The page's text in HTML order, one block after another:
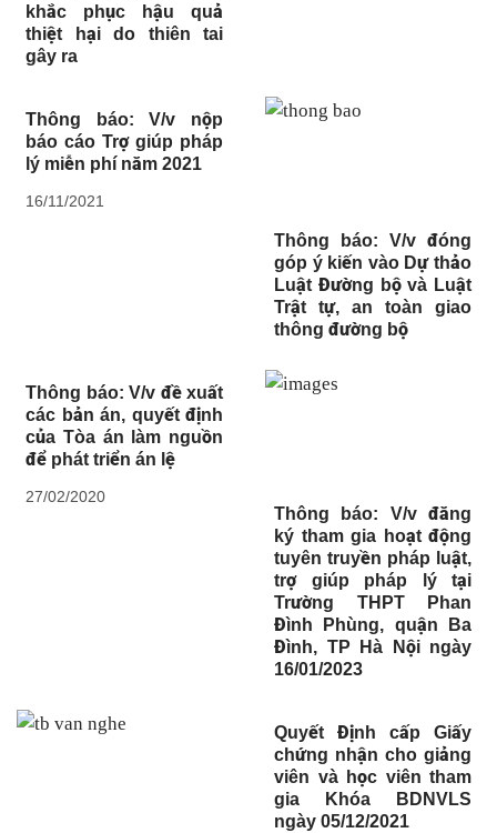
khắc phục hậu quả
thiệt hại do thiên tai
gây ra
Thông báo: V/v nộp
báo cáo Trợ giúp pháp
lý miễn phí năm 2021
16/11/2021
Thông báo: V/v đóng
góp ý kiến vào Dự thảo
Luật Đường bộ và Luật
Trật tự, an toàn giao
thông đường bộ
Thông báo: V/v đề xuất
các bản án, quyết định
của Tòa án làm nguồn
để phát triển án lệ
27/02/2020
Thông báo: V/v đăng
ký tham gia hoạt động
tuyên truyền pháp luật,
trợ giúp pháp lý tại
Trường THPT Phan
Đình Phùng, quận Ba
Đình, TP Hà Nội ngày
16/01/2023
Quyết Định cấp Giấy
chứng nhận cho giảng
viên và học viên tham
gia Khóa BDNVLS
ngày 05/12/2021